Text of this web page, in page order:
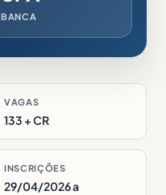
BANCA
VAGAS
133 + CR
INSCRIÇÕES
29/04/2026 a